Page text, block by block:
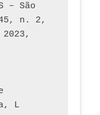
– São
45, n. 2,
2023,
L